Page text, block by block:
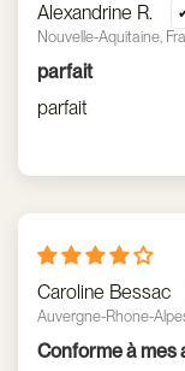
Alexandrine R.
Nouvelle-Aquitaine,
parfait
parfait
Caroline Bessac
Auvergne-Rhone-
Conforme à mes